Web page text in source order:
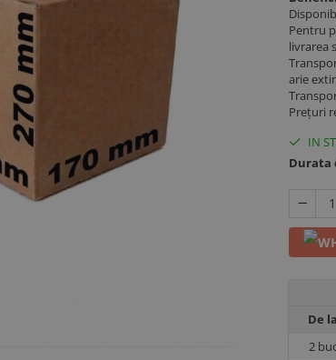
Pentru
livrarea
arie
Prețuri
IN
Durata
De la
2